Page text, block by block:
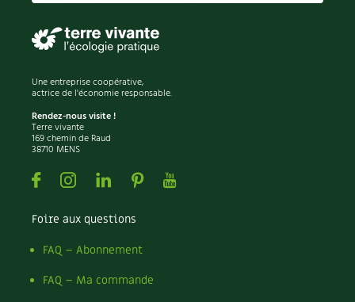
Conception et gros oeuvre
Matériaux écologiques
Énergie
Entretien de la maison
Décoration et petit bricolage
Trucs & astuces
Trocs & petites annonces
Appels à témoignage
Bonnes adresses
Liste des pépiniéristes
Mieux consommer
Une entreprise coopérative,
actrice de l'économie responsable.
Rendez-nous visite !
Terre vivante
169 chemin de Raud
38710 MENS
FacebookInstagramLinkedin
PinterestYoutube
Foire aux questions
FAQ – Abonnement
FAQ – Ma commande